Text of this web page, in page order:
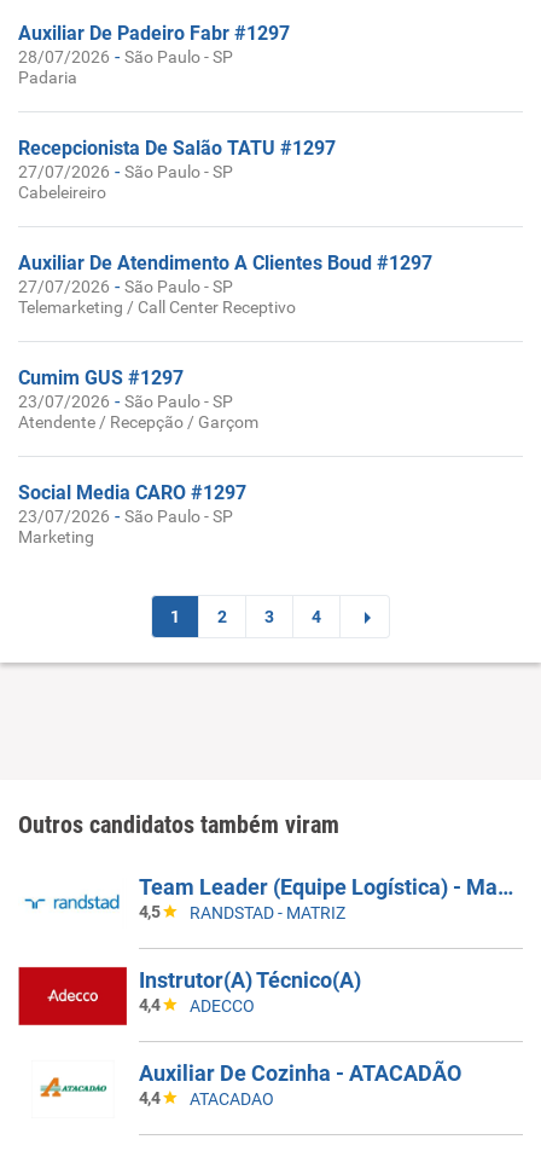
Auxiliar De Padeiro Fabr #1297
28/07/2026 -São Paulo - SP
Padaria
Recepcionista De Salão TATU #1297
27/07/2026 -São Paulo - SP
Cabeleireiro
Auxiliar De Atendimento A Clientes Boud #1297
27/07/2026 -São Paulo - SP
Telemarketing / Call Center Receptivo
Cumim GUS #1297
23/07/2026 -São Paulo - SP
Atendente / Recepção / Garçom
Social Media CARO #1297
23/07/2026 -São Paulo - SP
Marketing
1 2 3 4
Outros candidatos também viram
Team Leader (Equipe Logística) - Manaus/AM
4,5 RANDSTAD - MATRIZ
Instrutor(A) Técnico(A)
4,4 ADECCO
Auxiliar De Cozinha - ATACADÃO
4,4 ATACADAO